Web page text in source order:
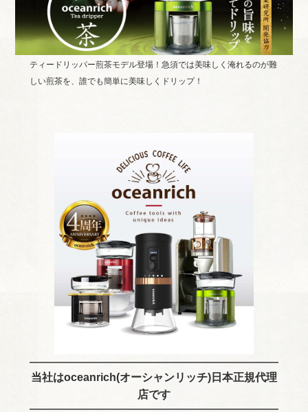
ティードリッパー煎茶モデル登場！急須では美味しく淹れるのが難
しい煎茶を、誰でも簡単に美味しくドリップ！
当社はoceanrich(オーシャンリッチ)日本正規代理
店です